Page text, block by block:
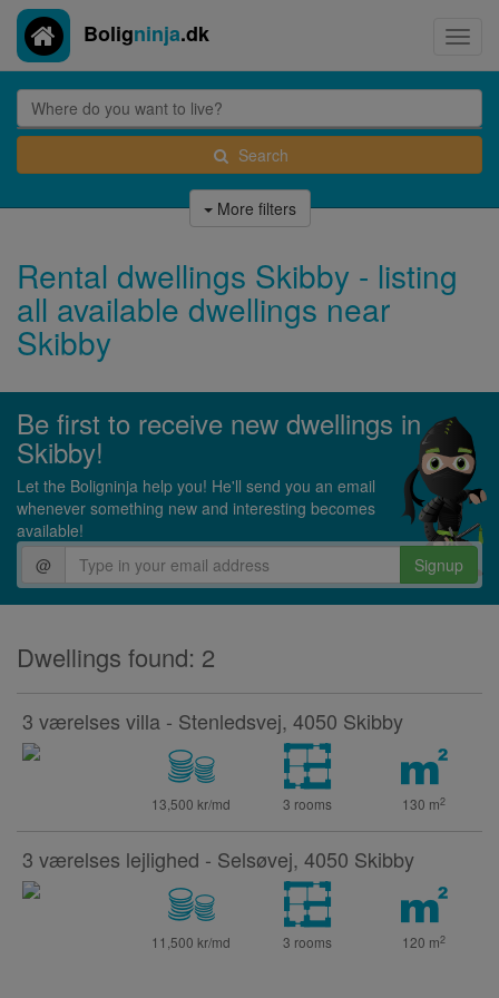
Boligninja.dk
Search
More filters
Rental dwellings Skibby - listing
all available dwellings near
Skibby
Be first to receive new dwellings in
Skibby!
Let the Boligninja help you! He'll send you an email
whenever something new and interesting becomes
available!
@
Signup
Dwellings found: 2
3 værelses villa - Stenledsvej, 4050 Skibby
13,500 kr/md 3 rooms 130 m2
3 værelses lejlighed - Selsøvej, 4050 Skibby
11,500 kr/md 3 rooms 120 m2